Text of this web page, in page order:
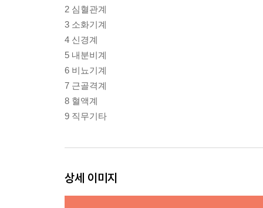
2 심혈관계
3 소화기계
4 신경계
5 내분비계
6 비뇨기계
7 근골격계
8 혈액계
9 직무기타
상세 이미지